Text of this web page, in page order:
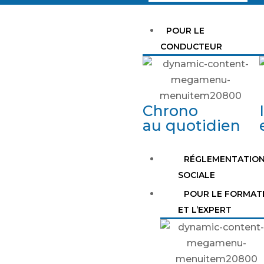
POUR LE
CONDUCTEUR
Chrono
au quotidien
RÉGLEMENTATION
SOCIALE
POUR LE
ET L’EXPERT